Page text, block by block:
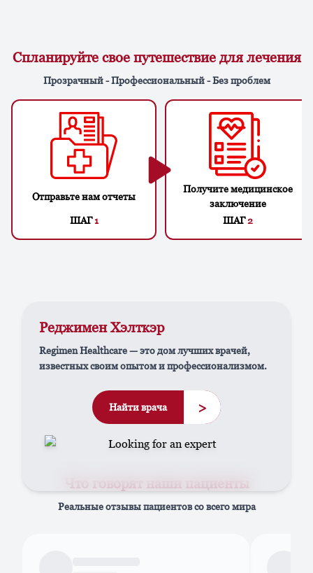
Спланируйте свое путешествие для лечения
Прозрачный - Профессиональный - Без проблем
Отправьте нам отчеты
ШАГ1
Получите медицинское
заключение
ШАГ2
Реджимен Хэлткэр
Regimen Healthcare — это дом лучших врачей,
известных своим опытом и профессионализмом.
Найти врача >
Что говорят наши пациенты
Реальные отзывы пациентов со всего мира